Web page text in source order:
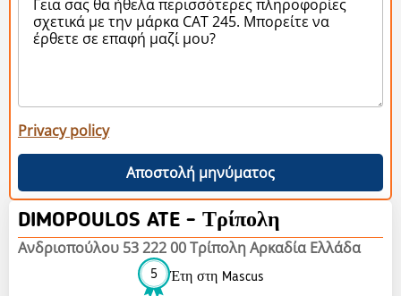
Privacy policy
Αποστολή μηνύματος
DIMOPOULOS ATE - Τρίπολη
Ανδριοπούλου 53 222 00 Τρίπολη Αρκαδία Ελλάδα
5 Έτη στη Mascus